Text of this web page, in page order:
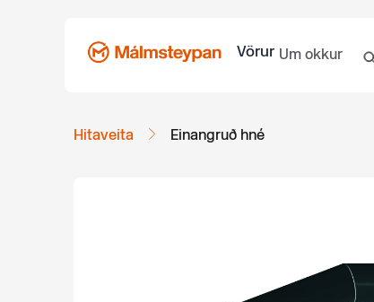
Vörur Um okkur
Hitaveita Einangruð hné